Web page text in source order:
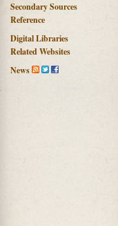
Secondary Sources
Reference
Digital Libraries
Related Websites
News